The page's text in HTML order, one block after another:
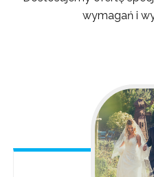
wymagań i